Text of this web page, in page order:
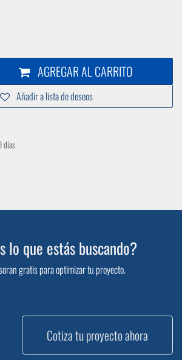
AGREGAR AL CARRITO
Añadir a lista de deseos
días
lo que estás buscando?
gratis para optimizar tu proyecto.
Cotiza tu proyecto ahora